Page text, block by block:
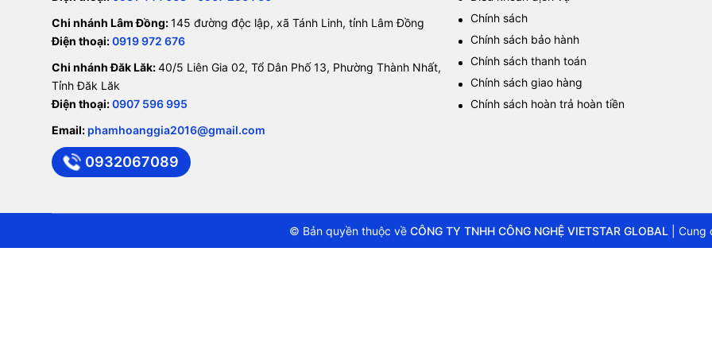
Chi nhánh Lâm Đồng:145 đường độc lập, xã Tánh Linh, tỉnh Lâm Đồng
Điện thoại:0919 972 676
Chi nhánh Đăk Lăk:40/5 Liên Gia 02, Tổ Dân Phố 13, Phường Thành Nhất,
Tỉnh Đăk Lăk
Điện thoại:0907 596 995
Email: phamhoanggia2016@gmail.com
0932067089
Chính sách
Chính sách bảo hành
Chính sách thanh toán
Chính sách giao hàng
Chính sách hoàn trả hoàn tiền
© Bản quyền thuộc về CÔNG TY TNHH CÔNG NGHỆ VIETSTAR GLOBAL Cung